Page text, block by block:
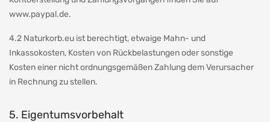
www.paypal.de.
4.2 Naturkorb.eu ist berechtigt, etwaige Mahn- und
Inkassokosten, Kosten von Rückbelastungen oder sonstige
Kosten einer nicht ordnungsgemäßen Zahlung dem Verursacher
in Rechnung zu stellen.
5. Eigentumsvorbehalt